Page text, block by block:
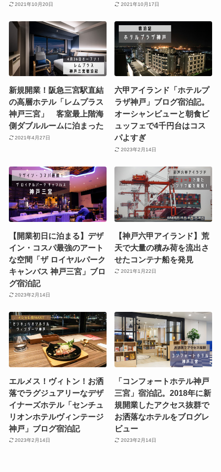
2021年10月20日 2021年10月17日
新規開業！阪急三宮駅直結
の高層ホテル「レムプラス
神戸三宮」 客室最上階海
側ダブルルームに泊まった
2021年4月27日
六甲アイランド「ホテルプ
ラザ神戸」ブログ宿泊記。
オーシャンビューと朝食ビ
ュッフェで4千円台はコス
パよすぎ
2023年2月14日
【開業初日に泊まる】デザ
イン・コスパ最強のアート
な空間「ザ ロイヤルパーク
キャンバス 神戸三宮」ブロ
グ宿泊記
2023年2月14日
【神戸六甲アイランド】荒
天で大量の積み荷を流出さ
せたコンテナ船を発見
2021年1月22日
エルメス！ヴィトン！お洒
落でラグジュアリーなデザ
イナーズホテル「センチュ
リオンホテルヴィンテージ
神戸」ブログ宿泊記
2023年2月14日
「コンフォートホテル神戸
三宮」宿泊記。2018年に新
規開業したアクセス抜群で
お洒落なホテルをブログレ
ビュー
2023年2月14日